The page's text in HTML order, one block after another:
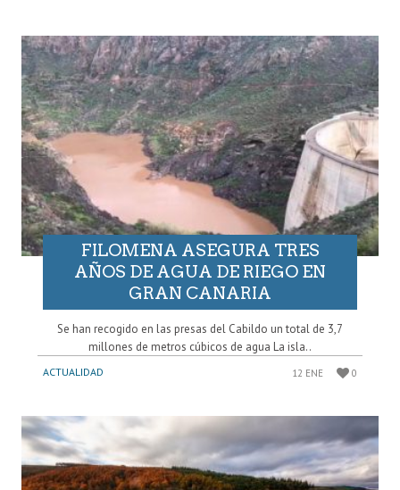
FILOMENA ASEGURA TRES
AÑOS DE AGUA DE RIEGO EN
GRAN CANARIA
Se han recogido en las presas del Cabildo un total de 3,7
millones de metros cúbicos de agua La isla..
ACTUALIDAD 12 ENE 0